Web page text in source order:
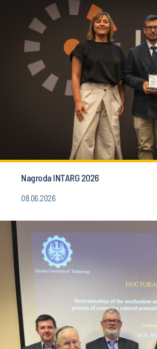
Nagroda INTARG 2026
08.06.2026